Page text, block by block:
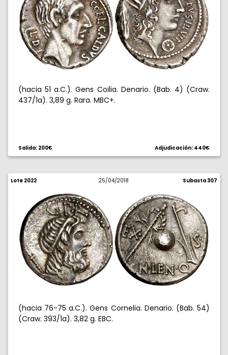
(hacia 51 a.C.). Gens Coilia. Denario. (Bab. 4) (Craw.
437/1a). 3,89 g. Rara. MBC+.
Salida: 200€ Adjudicación: 440€
Lote 2022 25/04/2018 Subasta 307
(hacia 76-75 a.C.). Gens Cornelia. Denario. (Bab. 54)
(Craw. 393/1a). 3,82 g. EBC.